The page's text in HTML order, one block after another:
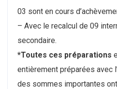
03 sont en cours
– Avec le recalcul de 09
secondaire.
*Toutes ces préparations
entièrement préparées avec
des sommes importantes